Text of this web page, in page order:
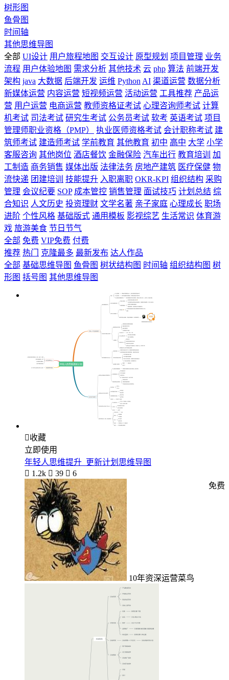
树形图
鱼骨图
时间轴
其他思维导图
全部 UI设计 用户旅程地图 交互设计 原型规划 项目管理 业务
流程 用户体验地图 需求分析 其他技术 云 php 算法 前端开发
架构 java 大数据 后端开发 运维 Python AI 渠道运营 数据分析
新媒体运营 内容运营 短视频运营 活动运营 工具推荐 产品运
营 用户运营 电商运营 教师资格证考试 心理咨询师考试 计算
机考试 司法考试 研究生考试 公务员考试 软考 英语考试 项目
管理师职业资格（PMP）
执业医师资格考试 会计职称考试 建
筑师考试 建造师考试 学前教育 其他教育 初中 高中 大学 小学
客服咨询 其他岗位 酒店餐饮 金融保险 汽车出行 教育培训
加
工制造 商务销售 媒体出版 法律法务 房地产建筑 医疗保健 物
流快递 团建培训 技能提升 入职离职 OKR-KPI 组织结构 采购
管理 会议纪要 SOP 成本管控 销售管理 面试技巧 计划总结 综
合知识 人文历史 投资理财 文学名著 亲子家庭 心理成长 职场
进阶 个性风格 基础版式 通用模板 影视综艺 生活常识 体育游
戏 旅游美食 节日节气
全部 免费 VIP免费 付费
推荐 热门 克隆最多 最新发布 达人作品
全部 基础思维导图 鱼骨图 树状结构图 时间轴 组织结构图 树
形图 括号图 其他思维导图
收藏
立即使用
年轻人思维提升_更新计划思维导图
 1.2k  39  6
10年资深运营菜鸟
免费